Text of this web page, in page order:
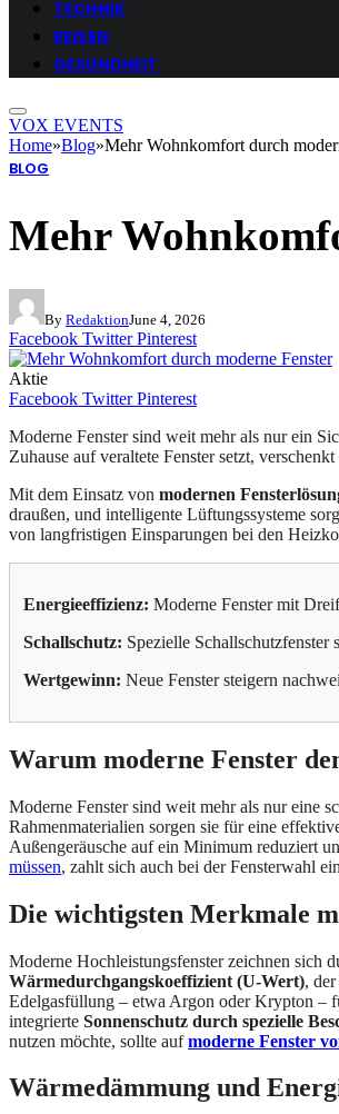
TECHNIK
REISEN
GESUNDHEIT
VOX EVENTS
Home»Blog»Mehr Wohnkomfort durch
BLOG
Mehr
By RedaktionJune 4, 2026
Facebook Twitter Pinterest
Aktie
Facebook Twitter Pinterest
Moderne Fenster sind weit mehr als nur ein
Zuhause auf veraltete Fenster setzt,
Mit dem Einsatz von modernen
draußen, und intelligente Lüftungssysteme
von langfristigen Einsparungen bei den
Energieeffizienz: Moderne Fenster mit
Schallschutz: Spezielle Schallschutzfenster
Wertgewinn: Neue Fenster steigern
Warum moderne Fenster
Moderne Fenster sind weit mehr als nur eine
Rahmenmaterialien sorgen sie für eine
Außengeräusche auf ein Minimum reduziert
müssen, zahlt sich auch bei der Fensterwahl
Die wichtigsten Merkmale
Moderne Hochleistungsfenster zeichnen sich
Wärmedurchgangskoeffizient (U-Wert),
Edelgasfüllung – etwa Argon oder Krypton –
integrierte Sonnenschutz durch spezielle
nutzen möchte, sollte aufmoderne Fenster
Wärmedämmung und